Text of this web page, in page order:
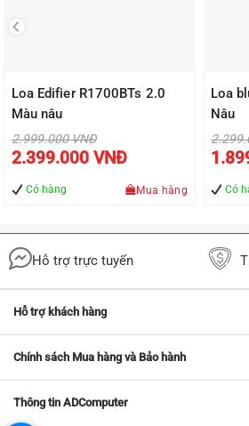
Loa Edifier R1700BTs 2.0
Màu nâu
2.999.000VNĐ
Giá
gốc
là:
2.399.000 VNĐ
là:
2.399.000 VNĐ.
Có hàng Mua hàng
Loa
Nâu
Có
Hỗ trợ trực tuyến
Hỗ trợ khách hàng
Chính sách Mua hàng và Bảo hành
Thông tin ADComputer